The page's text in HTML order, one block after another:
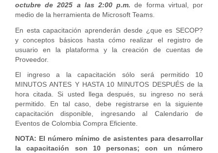
octubre de 2025 a las 2:00 p.m. de forma virtual, por
medio de la herramienta de Microsoft Teams.
En esta capacitación aprenderán desde ¿que es SECOP?
y conceptos básicos hasta cómo realizar el registro de
usuario en la plataforma y la creación de cuentas de
Proveedor.
El ingreso a la capacitación sólo será permitido 10
MINUTOS ANTES Y HASTA 10 MINUTOS DESPUÉS de la
hora citada. Si usted llega después, su ingreso no será
permitido. En tal caso, debe registrarse en la siguiente
capacitación disponible, ingresando al Calendario de
Eventos de Colombia Compra Eficiente.
NOTA: El número mínimo de asistentes para desarrollar
la capacitación son 10 personas; con un número